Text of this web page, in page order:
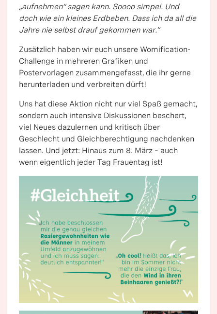
„aufnehmen“ sagen kann. Soooo simpel. Und
doch wie ein kleines Erdbeben. Dass ich da all die
Jahre nie selbst drauf gekommen war.“
Zusätzlich haben wir euch unsere Womification-
Challenge in mehreren Grafiken und
Postervorlagen zusammengefasst, die ihr gerne
herunterladen und verbreiten dürft!
Uns hat diese Aktion nicht nur viel Spaß gemacht,
sondern auch intensive Diskussionen beschert,
viel Neues dazulernen und kritisch über
Geschlecht und Gleichberechtigung nachdenken
lassen. Und jetzt: Hinaus zum 8. März – auch
wenn eigentlich jeder Tag Frauentag ist!